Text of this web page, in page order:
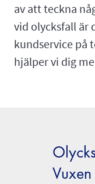
av att teckna
vid olycksfall är
kundservice på
hjälper vi dig
Vuxen